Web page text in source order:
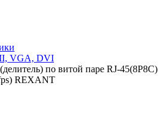
VGA, DVI
по витой паре RJ-45(8P8C)
REXANT